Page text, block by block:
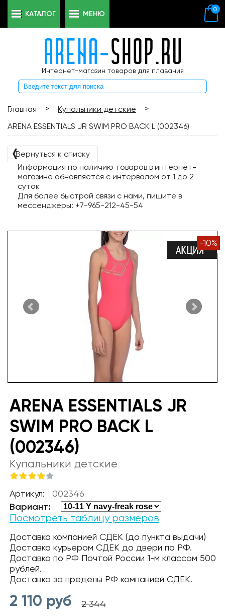
Интернет-магазин товаров для плавания
0
КАТАЛОГ МЕНЮ
Главная > Купальники детские
>
ARENA ESSENTIALS JR SWIM PRO BACK L (002346)
❬Вернуться к списку
Информация по наличию товаров в интернет-
магазине обновляется с интервалом от 1 до 2
суток
Для более быстрой связи с нами, пишите в
мессенджеры: +7-965-212-45-54
-10%
ARENA ESSENTIALS JR
SWIM PRO BACK L
(002346)
Купальники детские
Артикул: 002346
Вариант:
Посмотреть таблицу размеров
Доставка компанией СДЕК (до пункта выдачи)
Доставка курьером СДЕК до двери по РФ.
Доставка по РФ Почтой России 1-м классом 500
рублей.
Доставка за пределы РФ компанией СДЕК.
2 110 руб 2 344